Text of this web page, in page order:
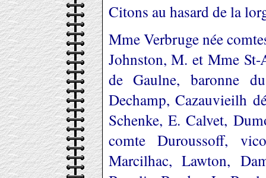
Citons au hasard de la
Mme Verbruge née
Johnston, M. et Mme St-
de Gaulne, baronne
Dechamp, Cazauvieilh
Schenke, E. Calvet,
comte Duroussoff,
Marcilhac, Lawton,